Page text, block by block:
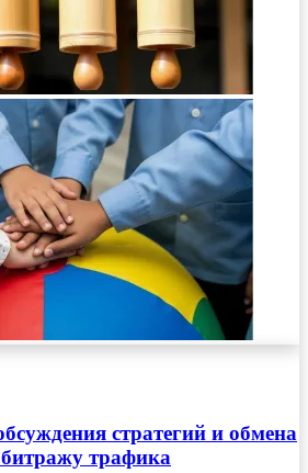
стратегий и обмена
трафика